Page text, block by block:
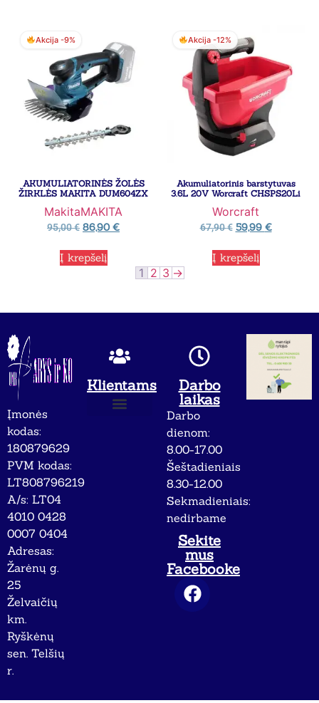
Akcija -9%
AKUMULIATORINĖS ŽOLĖS
ŽIRKLĖS MAKITA DUM604ZX
MakitaMAKITA
95,00€ 86,90€
Į krepšelį
Akcija -12%
Akumuliatorinis barstytuvas
3.6L 20V Worcraft CHSPS20Li
Worcraft
67,90€ 59,99 €
Į krepšelį
1 2 3 →
Įmonės
kodas:
180879629
PVM kodas:
LT808796219
A/s: LT04
4010 0428
0007 0404
Adresas:
Žarėnų g.
25
Želvaičių
km.
Ryškėnų
sen. Telšių
r.
Klientams
Darbo
laikas
Darbo
dienom:
8.00-17.00
Šeštadieniais
8.30-12.00
Sekmadieniais:
nedirbame
Sekite
mus
Facebooke